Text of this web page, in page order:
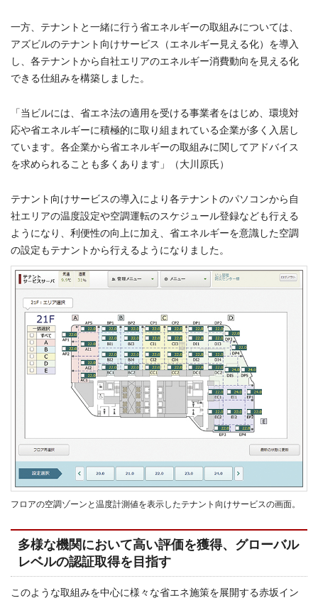
一方、テナントと一緒に行う省エネルギーの取組みについては、
アズビルのテナント向けサービス（エネルギー見える化）を導入
し、各テナントから自社エリアのエネルギー消費動向を見える化
できる仕組みを構築しました。
「当ビルには、省エネ法の適用を受ける事業者をはじめ、環境対
応や省エネルギーに積極的に取り組まれている企業が多く入居し
ています。各企業から省エネルギーの取組みに関してアドバイス
を求められることも多くあります」（大川原氏）
テナント向けサービスの導入により各テナントのパソコンから自
社エリアの温度設定や空調運転のスケジュール登録なども行える
ようになり、利便性の向上に加え、省エネルギーを意識した空調
の設定もテナントから行えるようになりました。
フロアの空調ゾーンと温度計測値を表示したテナント向けサービスの画面。
多様な機関において高い評価を獲得、グローバル
レベルの認証取得を目指す
このような取組みを中心に様々な省エネ施策を展開する赤坂イン